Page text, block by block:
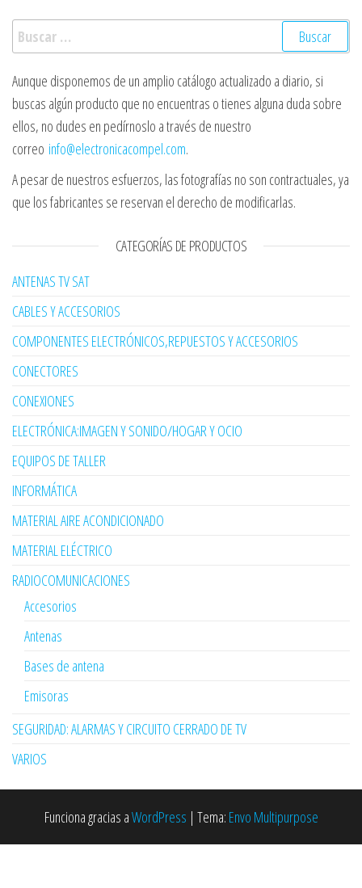
Buscar:
Aunque disponemos de un amplio catálogo actualizado a diario, si
buscas algún producto que no encuentras o tienes alguna duda sobre
ellos, no dudes en pedírnoslo a través de nuestro
correo info@electronicacompel.com.
A pesar de nuestros esfuerzos, las fotografías no son contractuales, ya
que los fabricantes se reservan el derecho de modificarlas.
CATEGORÍAS DE PRODUCTOS
ANTENAS TV SAT
CABLES Y ACCESORIOS
COMPONENTES ELECTRÓNICOS,REPUESTOS Y ACCESORIOS
CONECTORES
CONEXIONES
ELECTRÓNICA:IMAGEN Y SONIDO/HOGAR Y OCIO
EQUIPOS DE TALLER
INFORMÁTICA
MATERIAL AIRE ACONDICIONADO
MATERIAL ELÉCTRICO
RADIOCOMUNICACIONES
Accesorios
Antenas
Bases de antena
Emisoras
SEGURIDAD: ALARMAS Y CIRCUITO CERRADO DE TV
VARIOS
Funciona gracias aWordPress | Tema: Envo Multipurpose